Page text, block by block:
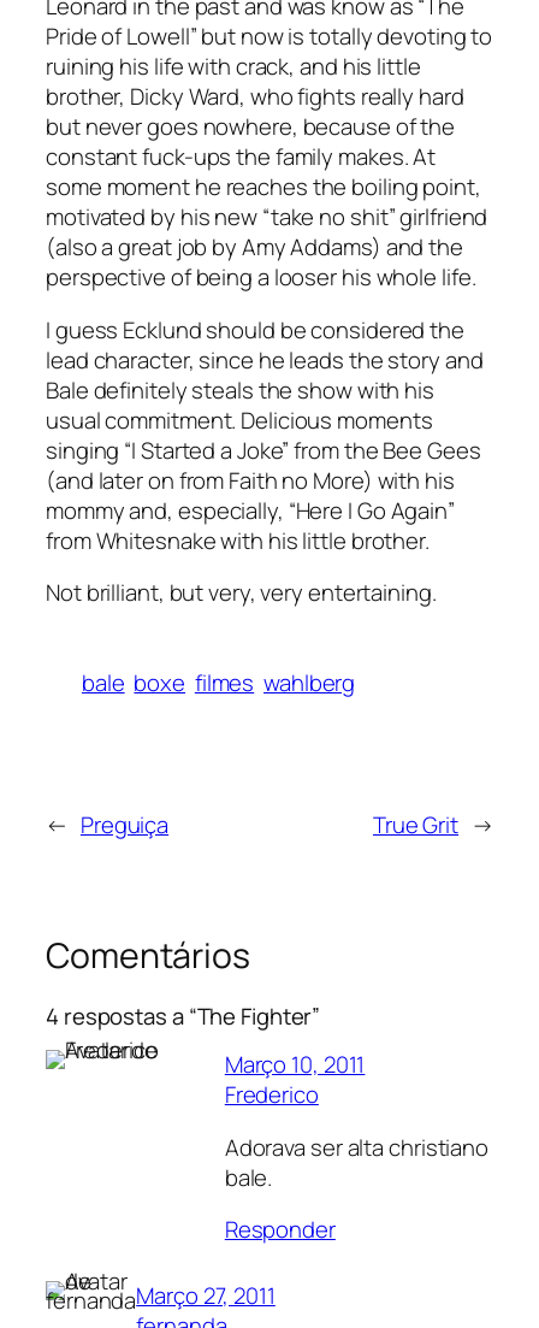
Leonard in the past and was know as “The
Pride of Lowell” but now is totally devoting to
ruining his life with crack, and his little
brother, Dicky Ward, who fights really hard
but never goes nowhere, because of the
constant fuck-ups the family makes. At
some moment he reaches the boiling point,
motivated by his new “take no shit” girlfriend
(also a great job by Amy Addams) and the
perspective of being a looser his whole life.
I guess Ecklund should be considered the
lead character, since he leads the story and
Bale definitely steals the show with his
usual commitment. Delicious moments
singing “I Started a Joke” from the Bee Gees
(and later on from Faith no More) with his
mommy and, especially, “Here I Go Again”
from Whitesnake with his little brother.
Not brilliant, but very, very entertaining.
bale boxe filmes wahlberg
← Preguiça True Grit →
Comentários
4 respostas a “The Fighter”
Março 10, 2011
Frederico
Adorava ser alta christiano
bale.
Responder
Março 27, 2011